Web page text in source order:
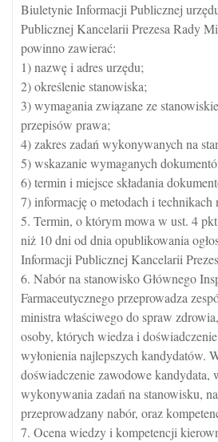
Biuletynie Informacji Publicznej
Publicznej Kancelarii Prezesa Rady
powinno zawierać:
1) nazwę i adres urzędu;
2) określenie stanowiska;
3) wymagania związane ze
przepisów prawa;
4) zakres zadań wykonywanych na
5) wskazanie wymaganych
6) termin i miejsce składania
7) informację o metodach i technikach
5. Termin, o którym mowa w ust. 4
niż 10 dni od dnia opublikowania
Informacji Publicznej Kancelarii
6. Nabór na stanowisko Głównego
Farmaceutycznego przeprowadza
ministra właściwego do spraw
osoby, których wiedza i
wyłonienia najlepszych kandydatów.
doświadczenie zawodowe kandydata,
wykonywania zadań na stanowisku,
przeprowadzany nabór, oraz
7. Ocena wiedzy i kompetencji